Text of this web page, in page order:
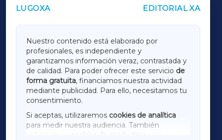
LUGOXA EDITORIAL XA
Nuestro contenido está elaborado por
profesionales, es independiente y
garantizamos información veraz, contrastada y
de calidad. Para poder ofrecer este servicio de
forma gratuita, financiamos nuestra actividad
mediante publicidad. Para ello, necesitamos tu
consentimiento.
Si aceptas, utilizaremos cookies de analítica
para medir nuestra audiencia. También
utilizaremos
cookies de marketing
OUTROS PERIÓDICOS
LUGOXA
TERRACHAXA
AMARIÑAXA